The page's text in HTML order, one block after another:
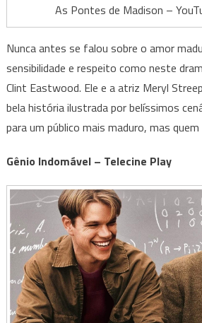
As Pontes de Madison –
Nunca antes se falou sobre o amor
sensibilidade e respeito como neste
Clint Eastwood. Ele e a atriz Meryl
bela história ilustrada por belíssimos
para um público mais maduro, mas
Gênio Indomável – Telecine Play